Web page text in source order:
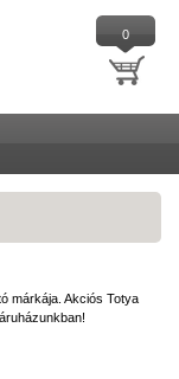
0
márkája. Akciós Totya